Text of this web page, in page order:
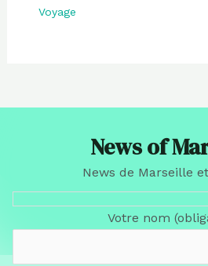
Voyage
News of
News de Marseille
Votre nom